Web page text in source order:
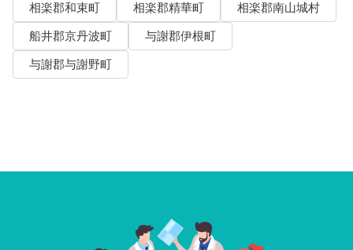
相楽郡和束町
相楽郡精華町
相楽郡南山城村
船井郡京丹波町
与謝郡伊根町
与謝郡与謝野町